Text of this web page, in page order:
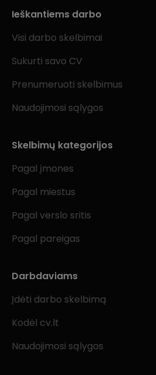
Ieškantiems darbo
Visi darbo skelbimai
Sukurti savo CV
Prenumeruoti skelbimus
Naudojimosi sąlygos
Skelbimų kategorijos
Pagal įmones
Pagal miestus
Pagal verslo sritis
Pagal pareigas
Darbdaviams
Įdėti darbo skelbimą
Kodėl cv.lt
Naudojimosi sąlygos